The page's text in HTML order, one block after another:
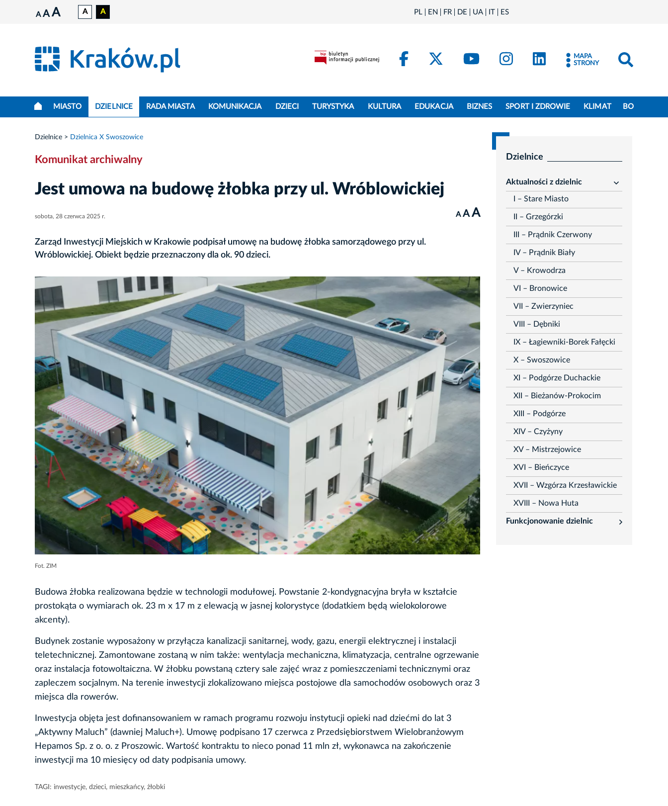
A A A A A PL EN FR DE UA IT ES
FacebookKraków - X
Kraków - YouTube
Kraków - Instagram
Kraków - LinkedIn
MAPA
STRONY
MIASTO DZIELNICE RADA MIASTA KOMUNIKACJA DZIECI TURYSTYKA KULTURA EDUKACJA BIZNES SPORT I ZDROWIE KLIMAT BO
Dzielnice Dzielnica X Swoszowice
Komunikat archiwalny
Jest umowa na budowę żłobka przy ul. Wróblowickiej
sobota, 28 czerwca 2025 r. A A A
Zarząd Inwestycji Miejskich w Krakowie podpisał umowę na budowę żłobka samorządowego przy ul.
Wróblowickiej. Obiekt będzie przeznaczony dla ok. 90 dzieci.
Fot. ZIM
Budowa żłobka realizowana będzie w technologii modułowej. Powstanie 2-kondygnacyjna bryła w kształcie
prostokąta o wymiarach ok. 23 m x 17 m z elewacją w jasnej kolorystyce (dodatkiem będą wielokolorowe
akcenty).
Budynek zostanie wyposażony w przyłącza kanalizacji sanitarnej, wody, gazu, energii elektrycznej i instalacji
teletechnicznej. Zamontowane zostaną w nim także: wentylacja mechaniczna, klimatyzacja, centralne ogrzewanie
oraz instalacja fotowoltaiczna. W żłobku powstaną cztery sale zajęć wraz z pomieszczeniami technicznymi oraz
zapleczem socjalnym. Na terenie inwestycji zlokalizowano miejsca postojowe dla samochodów osobowych oraz 3
miejsca dla rowerów.
Inwestycja objęta jest dofinansowaniem w ramach programu rozwoju instytucji opieki nad dziećmi do lat 3
„Aktywny Maluch” (dawniej Maluch+). Umowę podpisano 17 czerwca z Przedsiębiorstwem Wielobranżowym
Hepamos Sp. z o. o. z Proszowic. Wartość kontraktu to nieco ponad 11 mln zł, wykonawca na zakończenie
inwestycji ma 10 miesięcy od daty podpisania umowy.
TAGI: inwestycje, dzieci, mieszkańcy, żłobki
Dzielnice
Aktualności z dzielnic
rozwiń
I – Stare Miasto
II – Grzegórzki
III – Prądnik Czerwony
IV – Prądnik Biały
V – Krowodrza
VI – Bronowice
VII – Zwierzyniec
VIII – Dębniki
IX – Łagiewniki-Borek Fałęcki
X – Swoszowice
XI – Podgórze Duchackie
XII – Bieżanów-Prokocim
XIII – Podgórze
XIV – Czyżyny
XV – Mistrzejowice
XVI – Bieńczyce
XVII – Wzgórza Krzesławickie
XVIII – Nowa Huta
Funkcjonowanie dzielnic
rozwiń